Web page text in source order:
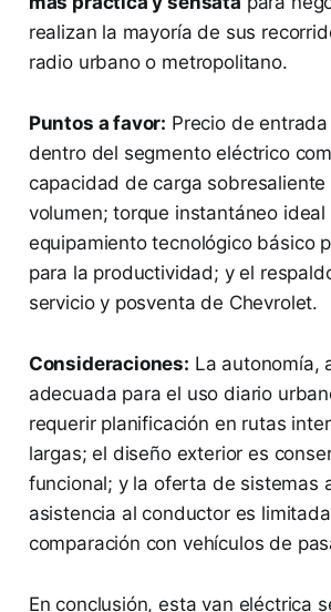
realizan la mayoría de sus
radio urbano o metropolitano.
Puntos a favor: Precio de
dentro del segmento eléctrico
capacidad de carga sobresaliente
volumen; torque instantáneo
equipamiento tecnológico básico
para la productividad; y el
servicio y posventa de Chevrolet.
Consideraciones: La autonomía,
adecuada para el uso diario
requerir planificación en rutas
largas; el diseño exterior es
funcional; y la oferta de sistemas
asistencia al conductor es
comparación con vehículos de
En conclusión, esta van eléctrica